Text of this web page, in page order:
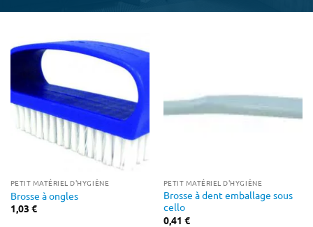
PETIT MATÉRIEL D'HYGIÈNE
Brosse à ongles
1,03 €
PETIT MATÉRIEL D'HYGIÈNE
Brosse à dent emballage sous
cello
0,41 €